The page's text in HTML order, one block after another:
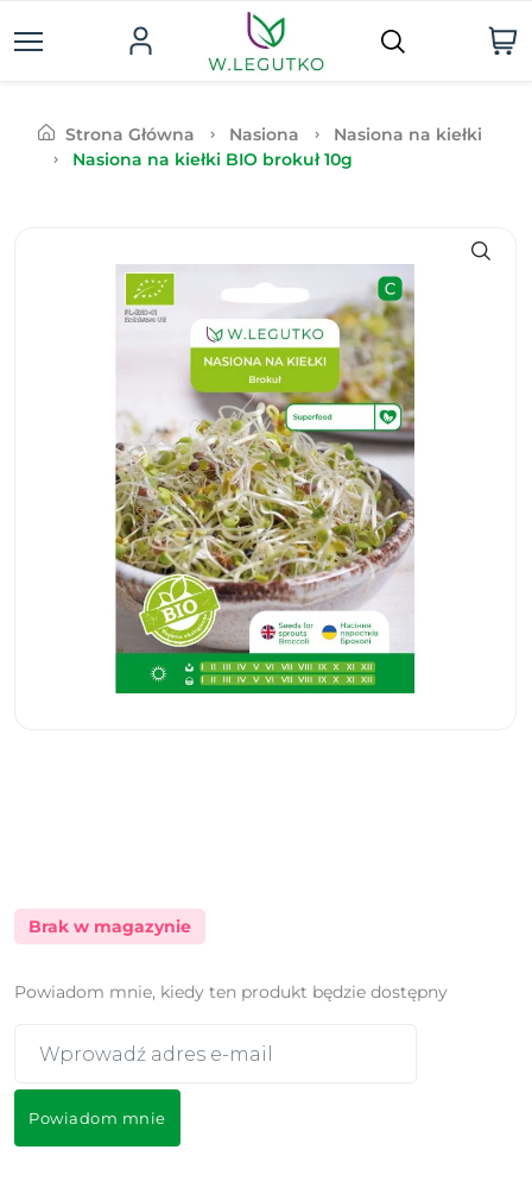
Strona Główna Nasiona
Nasiona na kiełki
Nasiona na kiełki BIO brokuł 10g
Brak w magazynie
Powiadom mnie, kiedy ten produkt będzie dostępny
Powiadom mnie